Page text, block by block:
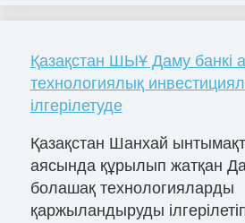
Қазақстан ШЫҰ Даму банкі
технологиялық
ілгерілетуде
Қазақстан Шанхай
аясында құрылып жатқан
болашақ технологияларды
қаржыландыруды